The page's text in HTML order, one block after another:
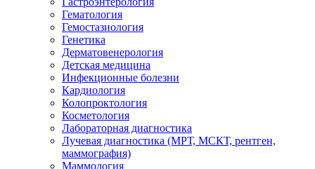
Гематология
Гемостазиология
Генетика
Дерматовенерология
Детская медицина
Инфекционные болезни
Кардиология
Колопроктология
Косметология
Лабораторная диагностика
Лучевая диагностика (МРТ, МСКТ, рентген,
маммография)
Маммология